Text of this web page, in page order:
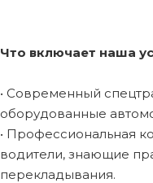
Что включает наша
• Современный
оборудованные
• Профессиональная
водители, знающие
перекладывания.